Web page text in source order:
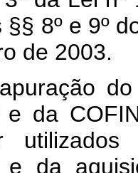
8º e 9º
de 2003.
e da
e da